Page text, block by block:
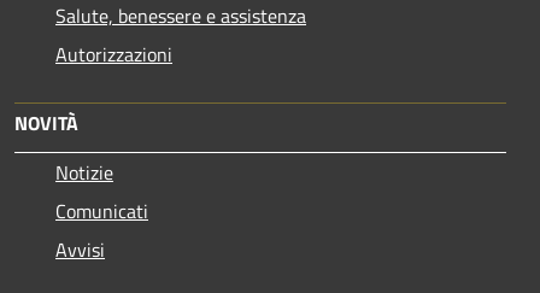
Salute, benessere e assistenza
Autorizzazioni
NOVITÀ
Notizie
Comunicati
Avvisi